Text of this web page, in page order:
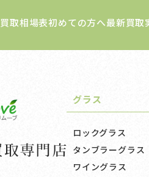
買取相場表初めての方へ最新買取
グラス
ロックグラス
タンブラーグラス
ワイングラス